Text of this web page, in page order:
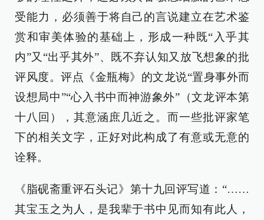
受能力，必须善于将自己的言说建立在艺术鉴
赏和审美体验的基础上，形成一种既“入乎其
内”又“出乎其外”、既不弃认知又放飞想象的批
评风度。评点《金瓶梅》的文龙说“置身事外而
设想局中”“心入书中而神游象外”（文龙评本第
十八回），其意涵庶几近之。而一些批评家笔
下的相关文字，正好对此构成了有意或无意的
诠释。
《脂砚斋重评石头记》第十九回评写道：“……
其宝玉之为人，是我辈于书中见而知有此人，